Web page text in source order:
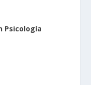
Psicología